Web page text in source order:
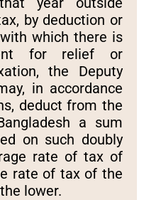
by deduction or
which there is
for relief or
the Deputy
in accordance
deduct from the
a sum
on such doubly
rate of tax of
rate of tax of the
lower.